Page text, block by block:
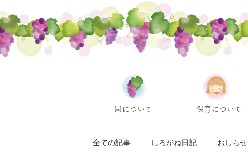
園について 保育について
全ての記事 しろがね日記 おしらせ